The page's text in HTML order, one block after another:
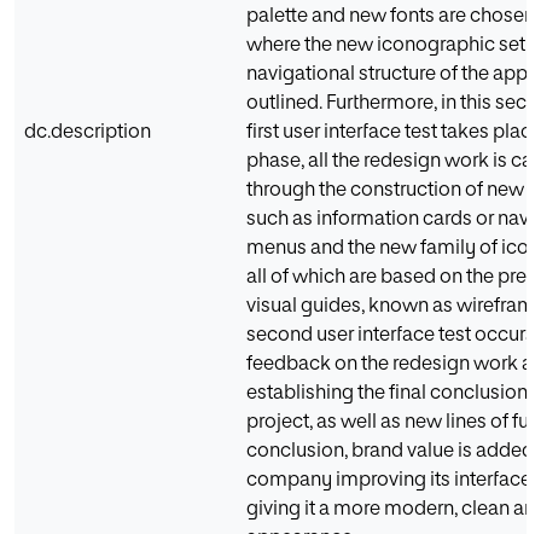
dc.description
palette and new fonts are chosen
where the new iconographic set
navigational structure of the
outlined. Furthermore, in this
first user interface test takes
phase, all the redesign work is
through the construction of new
such as information cards or
menus and the new family of
all of which are based on the
visual guides, known as
second user interface test
feedback on the redesign work
establishing the final conclusions
project, as well as new lines of
conclusion, brand value is added
company improving its interface
giving it a more modern, clean